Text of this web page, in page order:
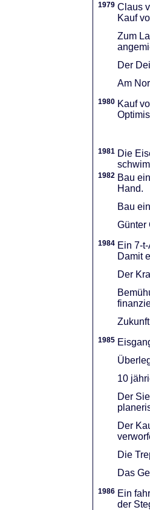
1979 Claus
Kauf
Zum
Der
Am
1980 Kauf
1981 Die
1982 Bau
Hand.
Bau
Günter
1984 Ein 7-
Damit
Der
1985
10
Der
Der
Die
Das
1986 Ein
der